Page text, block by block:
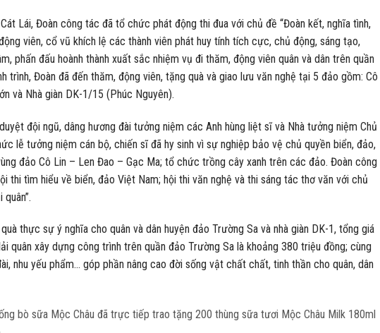
Lái, Đoàn công tác đã tổ chức phát động thi đua với chủ đề “Đoàn kết, nghĩa tình,
viên, cổ vũ khích lệ các thành viên phát huy tính tích cực, chủ động, sáng tạo,
phấn đấu hoành thành xuất sắc nhiệm vụ đi thăm, động viên quân và dân trên quần
trình, Đoàn đã đến thăm, động viên, tặng quà và giao lưu văn nghệ tại 5 đảo gồm: Cô
và Nhà giàn DK-1/15 (Phúc Nguyên).
đội ngũ, dâng hương đài tưởng niệm các Anh hùng liệt sĩ và Nhà tưởng niệm Chủ
lễ tưởng niệm cán bộ, chiến sĩ đã hy sinh vì sự nghiệp bảo vệ chủ quyền biển, đảo,
đảo Cô Lin – Len Đao – Gạc Ma; tổ chức trồng cây xanh trên các đảo. Đoàn công
thi tìm hiểu về biển, đảo Việt Nam; hội thi văn nghệ và thi sáng tác thơ văn với chủ
thực sự ý nghĩa cho quân và dân huyện đảo Trường Sa và nhà giàn DK-1, tổng giá
quân xây dựng công trình trên quần đảo Trường Sa là khoảng 380 triệu đồng; cùng
nhu yếu phẩm… góp phần nâng cao đời sống vật chất chất, tinh thần cho quân, dân
bò sữa Mộc Châu đã trực tiếp trao tặng 200 thùng sữa tươi Mộc Châu Milk 180ml